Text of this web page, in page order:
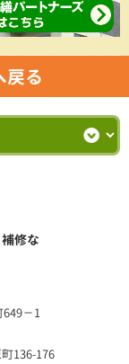
戻る
修な
－1
136-176